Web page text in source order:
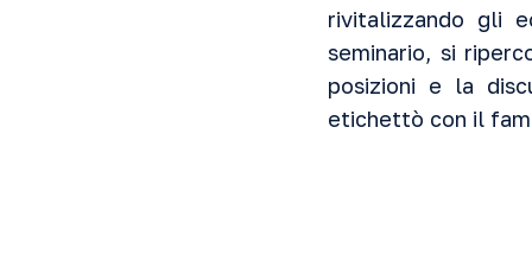
rivitalizzando gli
seminario, si
posizioni e la
etichettò con il